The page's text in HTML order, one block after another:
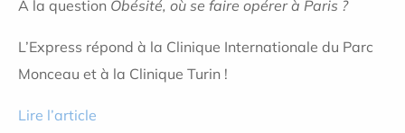
A la question Obésité, où se faire opérer à Paris ?
L’Express répond à la Clinique Internationale du Parc
Monceau et à la Clinique Turin !
Lire l’article